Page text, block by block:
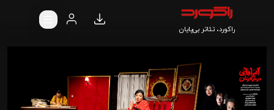
راکورد، تئاتر بی‌پایان